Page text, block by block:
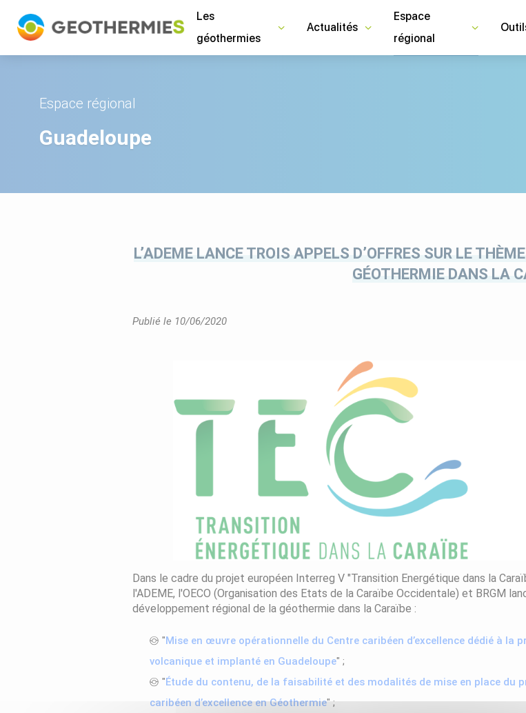
Les
géothermies
Actualités
Espace
régional
Espace régional
Guadeloupe
L’ADEME LANCE TROIS APPELS D’OFFRES SUR LE
GÉOTHERMIE DANS LA
Publié le 10/06/2020
Dans le cadre du projet européen Interreg V "Transition Energétique dans la
l'ADEME, l'OECO (Organisation des Etats de la Caraïbe Occidentale) et BRGM
développement régional de la géothermie dans la Caraïbe :
"Mise en œuvre opérationnelle du Centre caribéen d’excellence dédié à
volcanique et implanté en Guadeloupe" ;
"Étude du contenu, de la faisabilité et des modalités de mise en place du
caribéen d’excellence en Géothermie" ;